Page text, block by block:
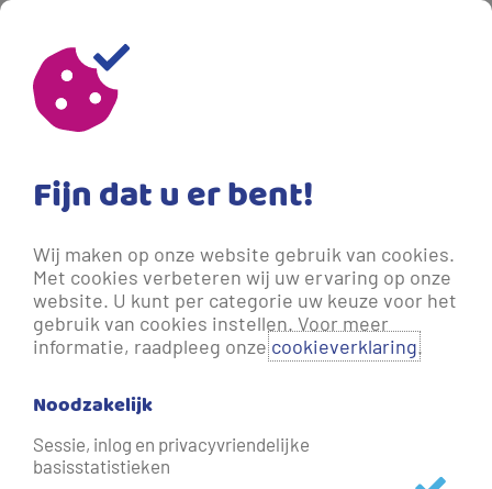
09-09-2025 11:51
waarom en hoe?
werken we aan het drinkwaterconcept van de toekomst.’
Een zin die je vast weleens hebt gehoord. Maar wat houdt
dat nou écht in? Aan het woord: Eric van der Kooij en Tom
Melis, projectleiders van LLSH. Over bijzondere
grotere doel dat ons allemaal verbindt: drinkwater voor
later.
Fijn dat u er bent!
Wij maken op onze website gebruik van cookies.
Met cookies verbeteren wij uw ervaring op onze
website. U kunt per categorie uw keuze voor het
gebruik van cookies instellen. Voor meer
informatie, raadpleeg onzecookieverklaring.
Noodzakelijk
Sessie, inlog en privacyvriendelijke
basisstatistieken